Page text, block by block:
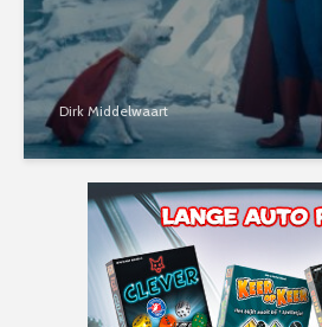
Dirk Middelwaart